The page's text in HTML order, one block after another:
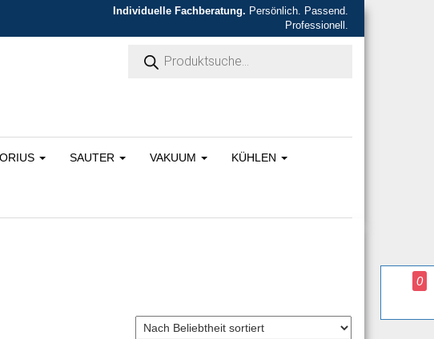
Individuelle Fachberatung. Persönlich. Passend.
Professionell.
SAUTER VAKUUM KÜHLEN
0